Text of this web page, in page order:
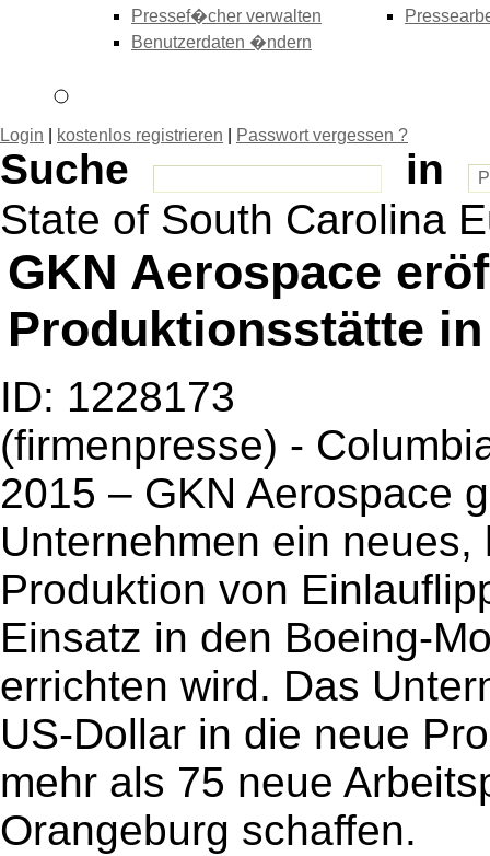
Pressef�cher verwalten
Benutzerdaten �ndern
Login kostenlos registrieren Passwort vergessen ?
Suche
in
State of South Carolina
GKN Aerospace
Produktionsstätte
ID: 1228173
(firmenpresse) -
2015 – GKN Aerospace
Unternehmen ein
Produktion von
Einsatz in den Boeing-
errichten wird. Das
US-Dollar in die neue
mehr als 75 neue
Orangeburg schaffen.